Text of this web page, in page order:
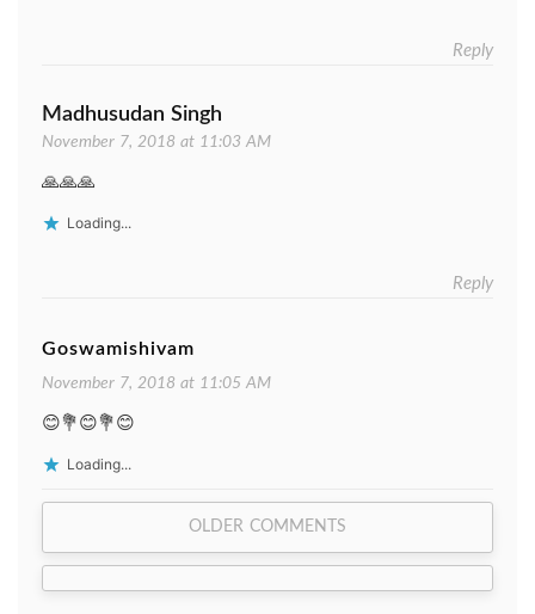
Reply
Madhusudan Singh
November 7, 2018 at 11:03 AM
🙏🙏🙏
Loading...
Reply
Goswamishivam
November 7, 2018 at 11:05 AM
😊💐😊💐😊
Loading...
Comment
navigation
OLDER COMMENTS